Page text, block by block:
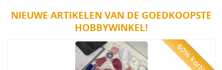
NIEUWE ARTIKELEN VAN DE GOEDKOOPSTE
HOBBYWINKEL!
60% korting